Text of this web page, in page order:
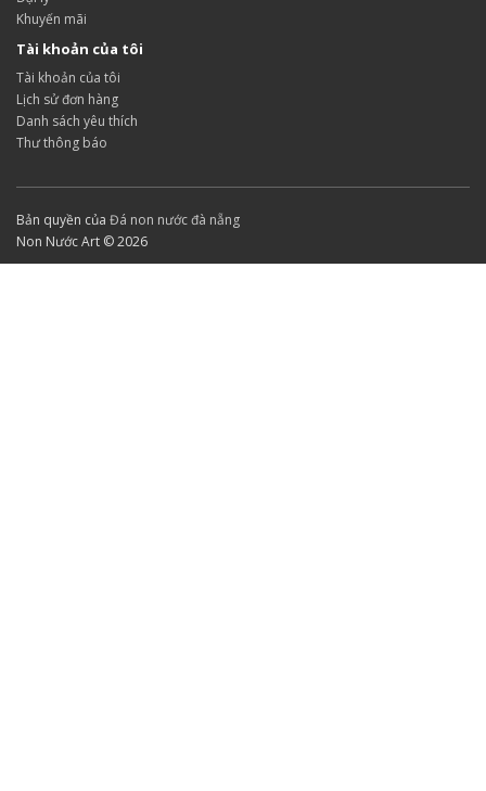
Khuyến mãi
Tài khoản của tôi
Tài khoản của tôi
Lịch sử đơn hàng
Danh sách yêu thích
Thư thông báo
Bản quyền của Đá non nước đà nẵng
Non Nước Art © 2026